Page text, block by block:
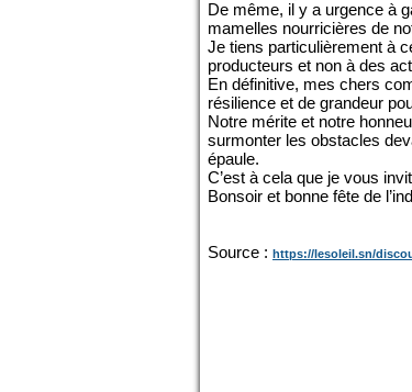
De même, il y a urgence à
mamelles nourricières de
Je tiens particulièrement à
producteurs et non à des
En définitive, mes chers
résilience et de grandeur
Notre mérite et notre
surmonter les obstacles
épaule.
C’est à cela que je vous
Bonsoir et bonne fête de
Source : https://lesoleil.sn/